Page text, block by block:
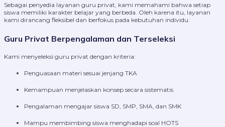
Sebagai penyedia layanan guru privat, kami memahami bahwa setiap
siswa memiliki karakter belajar yang berbeda. Oleh karena itu, layanan
kami dirancang fleksibel dan berfokus pada kebutuhan individu.
Guru Privat Berpengalaman dan Terseleksi
Kami menyeleksi guru privat dengan kriteria:
Penguasaan materi sesuai jenjang TKA
Kemampuan menjelaskan konsep secara sistematis
Pengalaman mengajar siswa SD, SMP, SMA, dan SMK
Mampu membimbing siswa menghadapi soal HOTS